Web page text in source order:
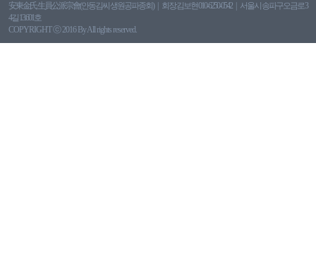
安東金氏 生員公派宗會(안동김씨 생원공파종회) 회장:김보현 010-6250-0542
서울시 송파구오금로 3
4길 13.601호
COPYRIGHT ⓒ 2016 By All rights reserved.